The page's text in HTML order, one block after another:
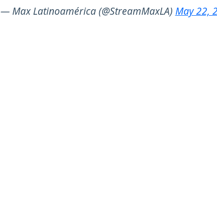
— Max Latinoamérica (@StreamMaxLA) May 22,